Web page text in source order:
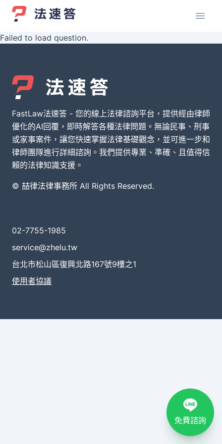
Failed to load question.
FastLaw法速答 - 您的線上法律諮詢平台，提供經由律師
優化的AI回覆，即時解答各種法律問題。無論民事、刑事
或家事案件，讓您快速掌握法律基礎觀念，並可進一步和
律師團隊進行詳細諮詢。我們提供專業、準確、且值得信
賴的法律知識支援。
© 喆律法律事務所 All Rights Reserved.
02-7755-1985
service@zhelu.tw
台北市松山區復興北路167號9樓之1
使用者協議
免費諮詢